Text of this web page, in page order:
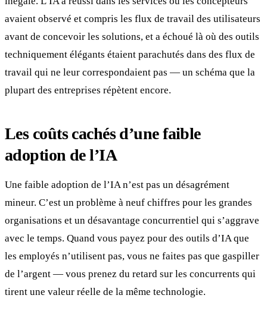
avaient observé et compris les flux de travail des utilisateurs
avant de concevoir les solutions, et a échoué là où des outils
techniquement élégants étaient parachutés dans des flux de
travail qui ne leur correspondaient pas — un schéma que la
plupart des entreprises répètent encore.
Les coûts cachés d’une faible
adoption de l’IA
Une faible adoption de l’IA n’est pas un désagrément
mineur. C’est un problème à neuf chiffres pour les grandes
organisations et un désavantage concurrentiel qui s’aggrave
avec le temps. Quand vous payez pour des outils d’IA que
les employés n’utilisent pas, vous ne faites pas que gaspiller
de l’argent — vous prenez du retard sur les concurrents qui
tirent une valeur réelle de la même technologie.